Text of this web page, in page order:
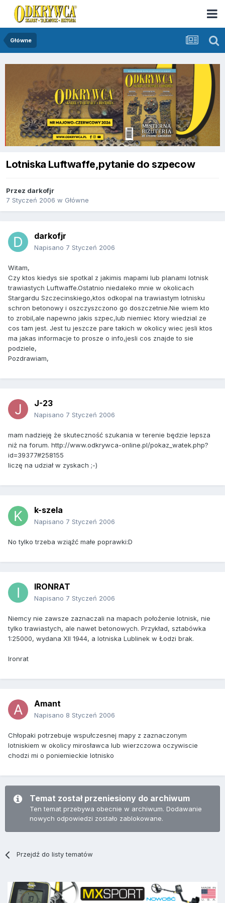
Główne
Lotniska Luftwaffe,pytanie do szpecow
Przez darkofjr
7 Styczeń 2006 w Główne
darkofjr
Napisano 7 Styczeń 2006
Witam,
Czy ktos kiedys sie spotkal z jakimis mapami lub planami lotnisk
trawiastych Luftwaffe.Ostatnio niedaleko mnie w okolicach
Stargardu Szczecinskiego,ktos odkopal na trawiastym lotnisku
schron betonowy i oszczyszczono go doszczetnie.Nie wiem kto
to zrobil,ale napewno jakis szpec,lub niemiec ktory wiedzial ze
cos tam jest. Jest tu jeszcze pare takich w okolicy wiec jesli ktos
ma jakas informacje to prosze o info,jesli cos znajde to sie
podziele,
Pozdrawiam,
J-23
Napisano 7 Styczeń 2006
mam nadzieję że skuteczność szukania w terenie będzie lepsza
niż na forum. http://www.odkrywca-online.pl/pokaz_watek.php?
id=39377#258155
liczę na udział w zyskach ;-)
k-szela
Napisano 7 Styczeń 2006
No tylko trzeba wziąźć małe poprawki:D
IRONRAT
Napisano 7 Styczeń 2006
Niemcy nie zawsze zaznaczali na mapach połoźenie lotnisk, nie
tylko trawiastych, ale nawet betonowych. Przykład, sztabówka
1:25000, wydana XII 1944, a lotniska Lublinek w Łodzi brak.
Ironrat
Amant
Napisano 8 Styczeń 2006
Chłopaki potrzebuje wspułczesnej mapy z zaznaczonym
lotniskiem w okolicy mirosławca lub wierzczowa oczywiscie
chodzi mi o poniemieckie lotnisko
Temat został przeniesiony do archiwum
Ten temat przebywa obecnie w archiwum. Dodawanie
nowych odpowiedzi zostało zablokowane.
Przejdź do listy tematów